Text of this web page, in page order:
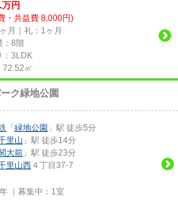
万円
・共益費 8,000円)
月｜礼：1ヶ月
：8階
：3LDK
72.52㎡
ク緑地公園
「 緑地公園 」駅 徒歩5分
里山 」駅 徒歩14分
大前 」駅 徒歩23分
里山西 ４丁目37-7
｜募集中： 1室